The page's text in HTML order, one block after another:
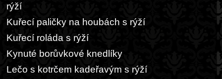
rýží
Kuřecí paličky na houbách s rýží
Kuřecí roláda s rýží
Kynuté borůvkové knedlíky
Lečo s kotrčem kadeřavým s rýží